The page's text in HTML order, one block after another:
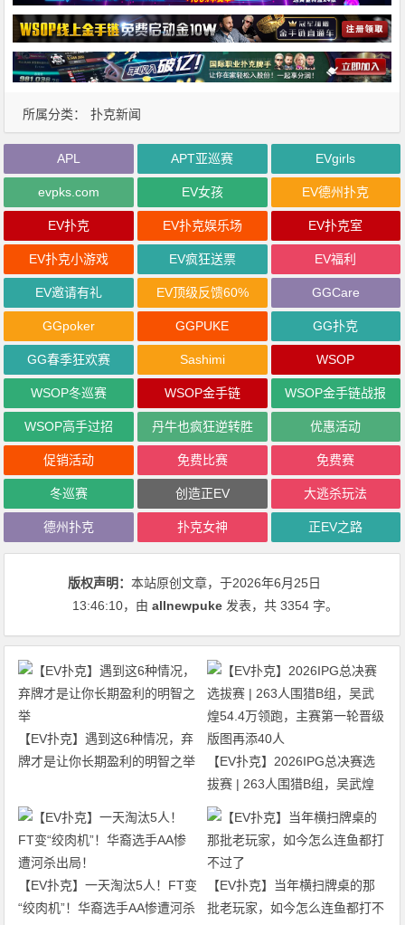
所属分类： 扑克新闻
APL APT亚巡赛 EVgirls
evpks.com EV女孩 EV德州扑克
EV扑克 EV扑克娱乐场 EV扑克室
EV扑克小游戏 EV疯狂送票 EV福利
EV邀请有礼 EV顶级反馈60% GGCare
GGpoker GGPUKE GG扑克
GG春季狂欢赛 Sashimi WSOP
WSOP冬巡赛 WSOP金手链 WSOP金手链战报
WSOP高手过招 丹牛也疯狂逆转胜 优惠活动
促销活动 免费比赛 免费赛
冬巡赛 创造正EV 大逃杀玩法
德州扑克 扑克女神 正EV之路
版权声明：本站原创文章，于2026年6月25日
13:46:10，由allnewpuke 发表，共 3354 字。
【EV扑克】遇到这6种情况，弃
牌才是让你长期盈利的明智之举
【EV扑克】2026IPG总决赛选
拔赛 | 263人围猎B组，吴武煌
54.4万领跑，主赛第一轮晋级版
【EV扑克】一天淘汰5人！FT变
“绞肉机”！华裔选手AA惨遭河杀
【EV扑克】当年横扫牌桌的那
批老玩家，如今怎么连鱼都打不